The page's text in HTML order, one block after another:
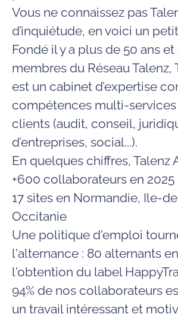
Vous ne connaissez pas
d’inquiétude, en voici un
Fondé il y a plus de 50 ans et
membres du Réseau Talenz,
est un cabinet d’expertise
compétences multi-services
clients (audit, conseil,
d’entreprises, social...).
En quelques chiffres, Talenz
+600 collaborateurs en 2025
17 sites en Normandie, Ile-
Occitanie
Une politique d'emploi
l'alternance : 80 alternants
l'obtention du label
94% de nos collaborateurs
un travail intéressant et